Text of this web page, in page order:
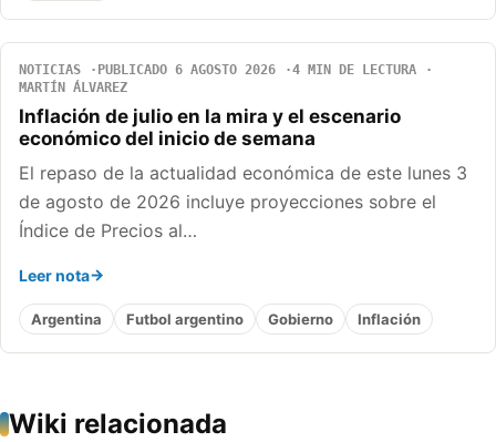
NOTICIAS PUBLICADO 6 AGOSTO 2026
4 MIN DE LECTURA
MARTÍN ÁLVAREZ
Inflación de julio en la mira y el escenario
económico del inicio de semana
El repaso de la actualidad económica de este lunes 3
de agosto de 2026 incluye proyecciones sobre el
Índice de Precios al…
Leer nota
Argentina Futbol argentino Gobierno Inflación
Wiki relacionada